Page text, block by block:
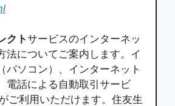
クトサービスのインターネッ
法についてご案内します。イ
パソコン）、インターネット
電話による自動取引サービ
ご利用いただけます。住友生